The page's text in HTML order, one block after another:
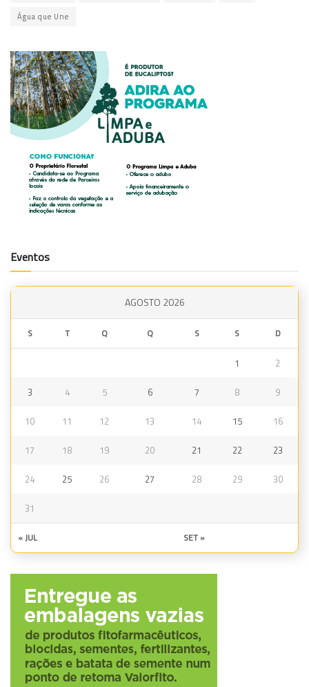
Água que Une
Eventos
AGOSTO 2026
S T Q Q S S D
1 2
3 4 5 6 7 8 9
10 11 12 13 14 15 16
17 18 19 20 21 22 23
24 25 26 27 28 29 30
31
« JUL SET »